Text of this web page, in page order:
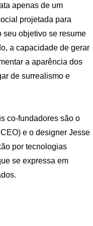
apenas de um
projetada para
seu objetivo se resume
a capacidade de gerar
a aparência dos
de surrealismo e
co-fundadores são o
e o designer Jesse
por tecnologias
se expressa em